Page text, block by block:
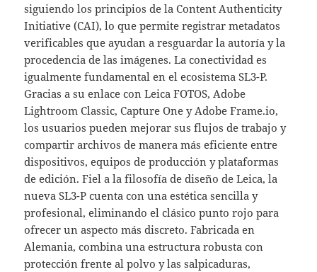
siguiendo los principios de la Content Authenticity
Initiative (CAI), lo que permite registrar metadatos
verificables que ayudan a resguardar la autoría y la
procedencia de las imágenes. La conectividad es
igualmente fundamental en el ecosistema SL3-P.
Gracias a su enlace con Leica FOTOS, Adobe
Lightroom Classic, Capture One y Adobe Frame.io,
los usuarios pueden mejorar sus flujos de trabajo y
compartir archivos de manera más eficiente entre
dispositivos, equipos de producción y plataformas
de edición. Fiel a la filosofía de diseño de Leica, la
nueva SL3-P cuenta con una estética sencilla y
profesional, eliminando el clásico punto rojo para
ofrecer un aspecto más discreto. Fabricada en
Alemania, combina una estructura robusta con
protección frente al polvo y las salpicaduras,